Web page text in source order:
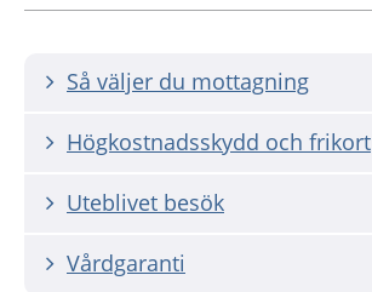
Så väljer du mottagning
Högkostnadsskydd och frikort
Uteblivet besök
Vårdgaranti